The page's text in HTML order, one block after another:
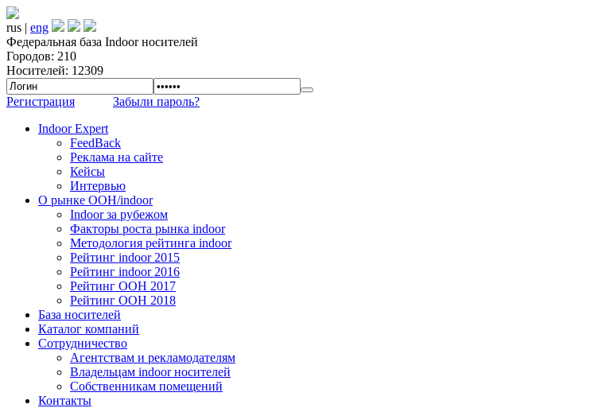
rus | eng
Федеральная база Indoor носителей
Городов: 210
Носителей: 12309
Регистрация
Забыли пароль?
Indoor Expert
FeedBack
Реклама на сайте
Кейсы
Интервью
О рынке OOH/indoor
Indoor за рубежом
Факторы роста рынка indoor
Методология рейтинга indoor
Рейтинг indoor 2015
Рейтинг indoor 2016
Рейтинг OOH 2017
Рейтинг OOH 2018
База носителей
Каталог компаний
Сотрудничество
Агентствам и рекламодателям
Владельцам indoor носителей
Собственникам помещений
Контакты